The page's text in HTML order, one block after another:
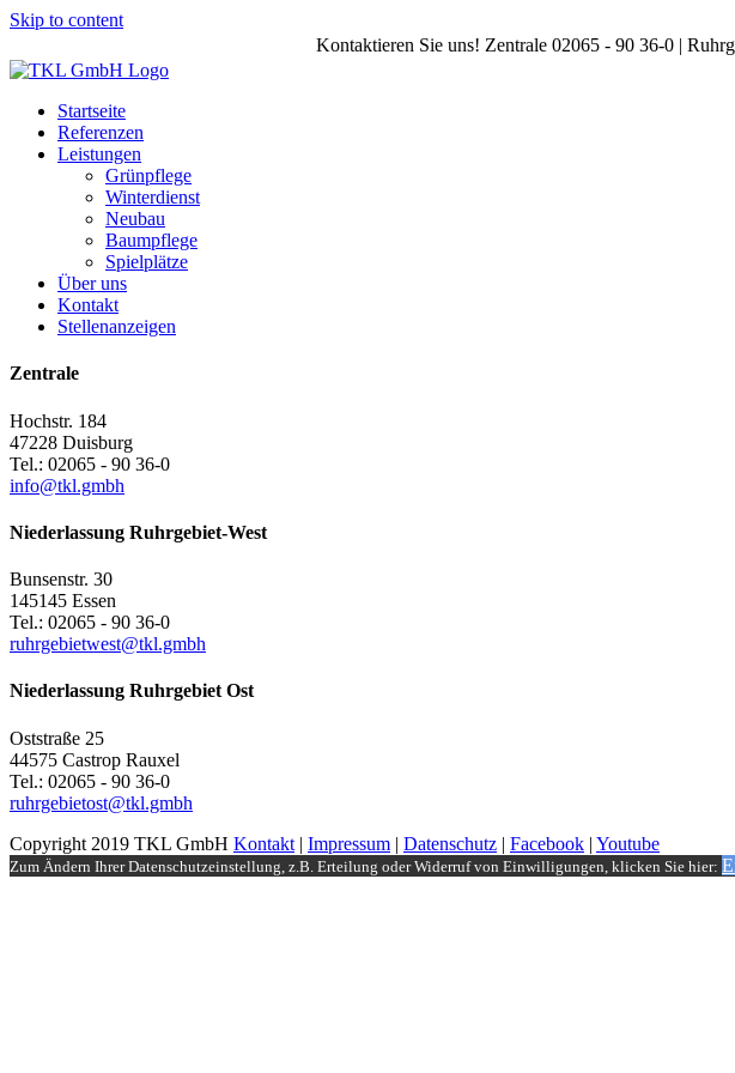
Skip to content
Kontaktieren Sie uns! Zentrale 02065 - 90 36-0 |
Startseite
Referenzen
Leistungen
Grünpflege
Winterdienst
Neubau
Baumpflege
Spielplätze
Über uns
Kontakt
Stellenanzeigen
Zentrale
Hochstr. 184
47228 Duisburg
Tel.: 02065 - 90 36-0
info@tkl.gmbh
Niederlassung Ruhrgebiet-West
Bunsenstr. 30
145145 Essen
Tel.: 02065 - 90 36-0
ruhrgebietwest@tkl.gmbh
Niederlassung Ruhrgebiet Ost
Oststraße 25
44575 Castrop Rauxel
Tel.: 02065 - 90 36-0
ruhrgebietost@tkl.gmbh
Copyright 2019 TKL GmbH Kontakt | Impressum | Datenschutz | Facebook | Youtube
Zum Ändern Ihrer Datenschutzeinstellung, z.B. Erteilung oder Widerruf von Einwilligungen, klicken Sie hier: